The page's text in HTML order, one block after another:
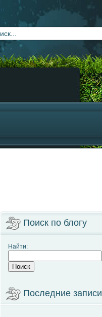
Поиск по блогу
Найти:
Последние записи